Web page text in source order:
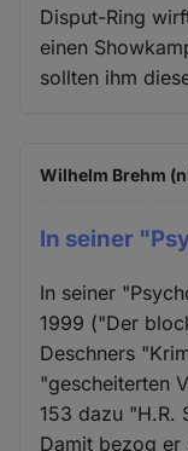
Disput-Ring
einen
sollten ihm
Wilhelm Brehm
In seiner
In seiner
1999 ("Der
Deschners
"gescheiterten
153 dazu "H.R.
Damit bezog er